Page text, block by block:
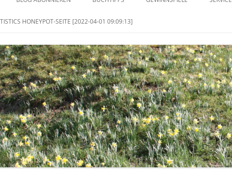
HONEYPOT-SEITE [2022-04-01 09:09:13]